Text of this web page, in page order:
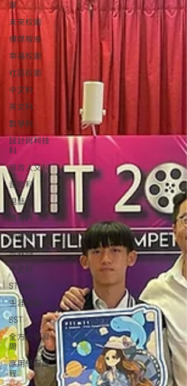
享
未來校園
傳媒報導
幸福校園
社區校園
中文科
英文科
數學科
設計與科技
科
綜合人文科
音樂科
視藝科
體育科
圖書館
宗教科
中史科
STEAM
生涯規劃
SST
全方位學習
周
應用學習課
程